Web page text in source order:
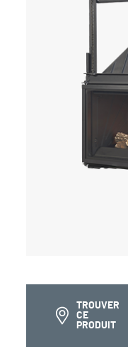
TROUVER
CE
PRODUIT